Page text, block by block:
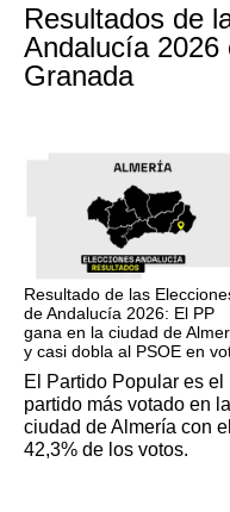
Resultados de
Andalucía 2026
Granada
Resultado de las
de Andalucía 2026: El PP
gana en la ciudad de
y casi dobla al PSOE en
El Partido Popular es el
partido más votado en la
ciudad de Almería con el
42,3% de los votos.